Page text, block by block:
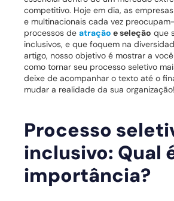
competitivo. Hoje em dia, as
e multinacionais cada vez
processos de atração e seleção que
inclusivos, e que foquem na
artigo, nosso objetivo é mostrar a
como tornar seu processo seletivo
deixe de acompanhar o texto até o
mudar a realidade da sua organização!
Processo
inclusivo: Qual
importância?